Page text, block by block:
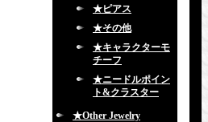
★ピアス
★その他
★キャラクターモ
チーフ
★ニードルポイン
ト&クラスター
★Other Jewelry